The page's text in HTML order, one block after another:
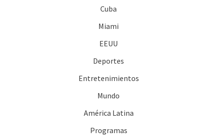
Cuba
Miami
EEUU
Deportes
Entretenimientos
Mundo
América Latina
Programas